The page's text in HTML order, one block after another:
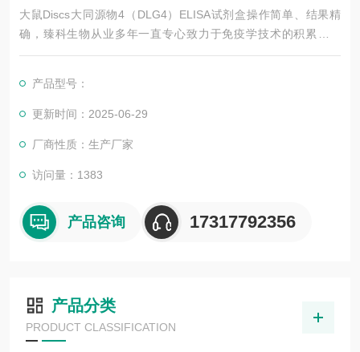
大鼠Discs大同源物4（DLG4）ELISA试剂盒操作简单、结果精
确，臻科生物从业多年一直专心致力于免疫学技术的积累与发
展，以其优质的产品质量与专业的技术服务，赢得业内广大人士
的合作关系，共同努力合作共赢。
产品型号：
更新时间：2025-06-29
厂商性质：生产厂家
访问量：1383
产品咨询 17317792356
产品分类
PRODUCT CLASSIFICATION